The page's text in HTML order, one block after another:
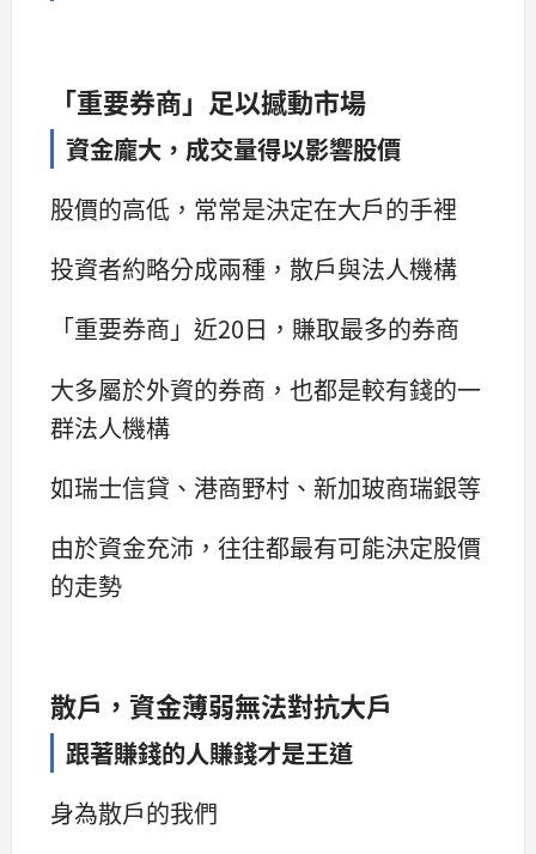
「重要券商」足以撼動市場
資金龐大，成交量得以影響股價
股價的高低，常常是決定在大戶的手裡
投資者約略分成兩種，散戶與法人機構
「重要券商」近20日，賺取最多的券商
大多屬於外資的券商，也都是較有錢的一
群法人機構
如瑞士信貸、港商野村、新加玻商瑞銀等
由於資金充沛，往往都最有可能決定股價
的走勢
散戶，資金薄弱無法對抗大戶
跟著賺錢的人賺錢才是王道
身為散戶的我們